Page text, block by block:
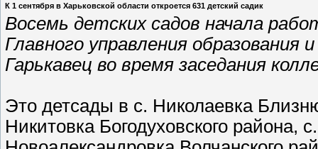
К 1 сентября в Харьковской области откроется 631 детский садик
Восемь детских садов начала
Главного управления образования
Гарькавец во время заседания
Это детсады в с. Николаевка
Никитовка Богодуховского района,